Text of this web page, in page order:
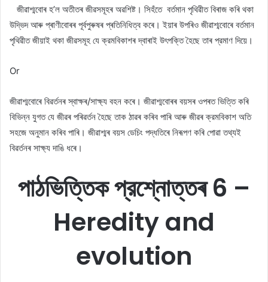
জীৱাশ্মবোৰ হ’ল অতীতৰ জীৱসমূহৰ অৱশিষ্ট। সিহঁতে বর্তমান পৃথিৱীত বিৰাজ কৰি থকা
উদ্ভিদ আৰু প্ৰাণীবোৰৰ পূৰ্বপুৰুষৰ প্ৰতিনিধিত্ব কৰে। ইয়াৰ উপৰিও জীৱাশ্মবোৰে বর্তমান
পৃথিৱীত জীয়াই থকা জীৱসমূহ যে ক্রমবিকাশৰ দ্বাৰাই উৎপক্তি হৈছে তাৰ প্রমাণ দিয়ে।
Or
জীৱাশ্মবােৰে বিৱর্তনৰ স্বাক্ষৰ/সাক্ষ্য বহন কৰে। জীৱাশ্মবােৰৰ বয়সৰ ওপৰত ভিত্তি কৰি
বিভিন্ন যুগত যে জীৱৰ পৰিৱৰ্তন হৈছে তাক ঠাৱৰ কৰিব পাৰি আৰু জীৱৰ ক্রমবিকাশ অতি
সহজে অনুমান কৰিব পাৰি। জীৱাশ্মৰ বয়স ডেচিং পদ্ধতিৰে নিৰূপণ কৰি পােৱা তথ্যই
বিৱৰ্তনৰ সাক্ষ্য দাঙি ধৰে।
পাঠভিত্তিক প্রশ্নোত্তৰ 6 –
Heredity and
evolution